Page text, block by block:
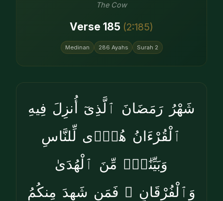
The Cow
Verse 185 (2:185)
Medinan 286 Ayahs Surah 2
شَهْرُ رَمَضَانَ ٱلَّذِىٓ أُنزِلَ فِيهِ
ٱلْقُرْءَانُ هُدًۭى لِّلنَّاسِ
وَبَيِّنَٰتٍۢ مِّنَ ٱلْهُدَىٰ
وَٱلْفُرْقَانِ ۚ فَمَن شَهِدَ مِنكُمُ